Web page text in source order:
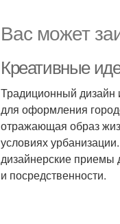
Вас может
Креативные
Традиционный дизайн
для оформления
отражающая образ
условиях
дизайнерские приемы
и посредственности.